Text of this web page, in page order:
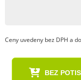
Ceny uvedeny bez DPH a
BEZ